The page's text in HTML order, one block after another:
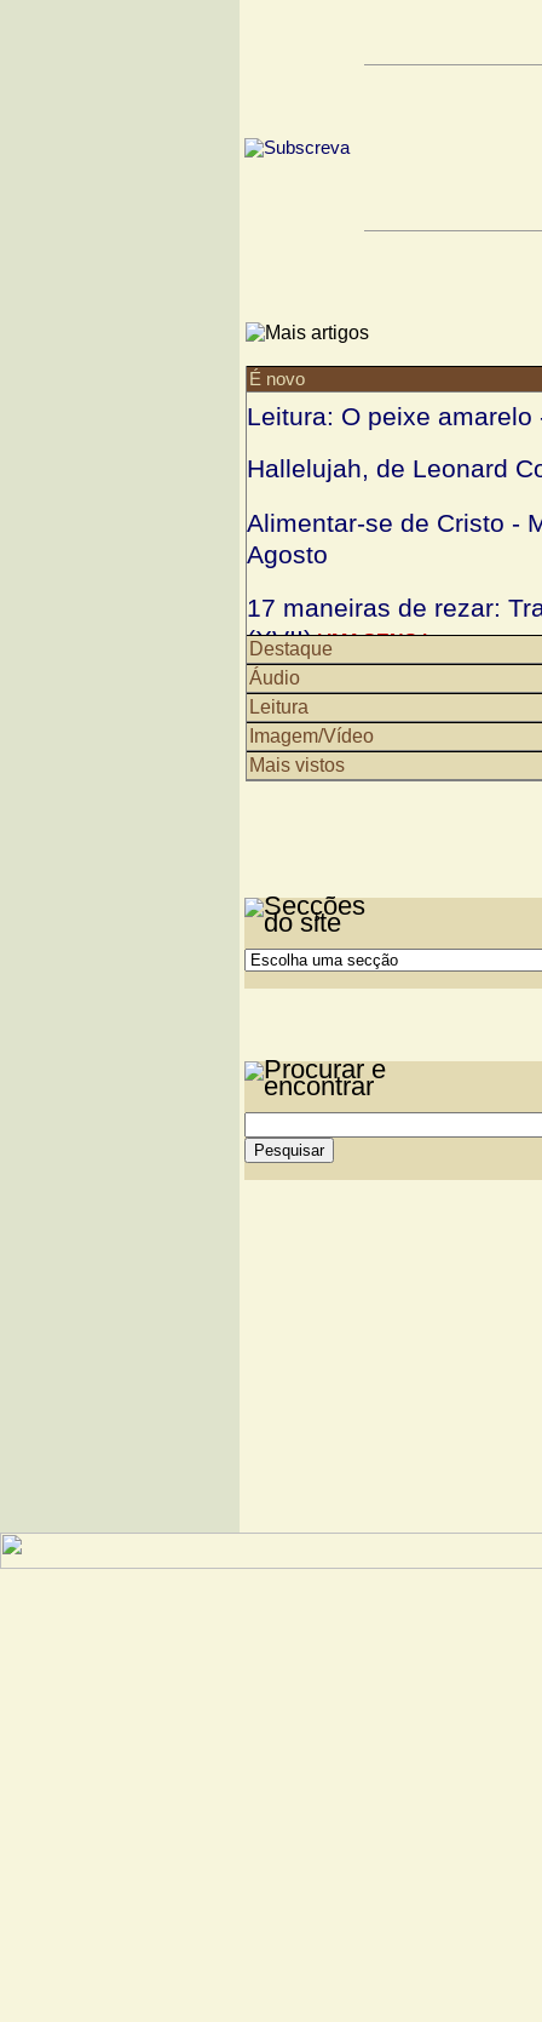
É novo
Leitura: O peixe
Hallelujah, de Leonard
Alimentar-se de Cristo -
Agosto
17 maneiras de rezar:
(XVII) | IMAGENS |
Férias são para
os outros
Ser padre é
Exposição: São Paulo
O Evangelho das
Bento XVI elogia
Astronomia: O maior
Destaque
Áudio
Leitura
Imagem/Vídeo
Mais vistos